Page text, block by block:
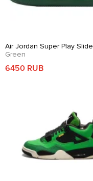
Air Jordan Super Play Slide
Green
6450 RUB